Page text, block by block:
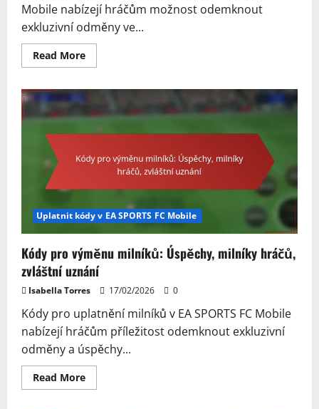
Mobile nabízejí hráčům možnost odemknout
exkluzivní odměny ve...
Read MoreRead
more
v
komunitě:
Kódy
fanoušky,
Propagace
médiích,
Uplatnit kódy v EA SPORTS FC Mobile
Kódy pro výměnu milníků: Úspěchy, milníky hráčů,
zvláštní uznání
Isabella Torres 17/02/2026 0
Kódy pro uplatnění milníků v EA SPORTS FC Mobile
nabízejí hráčům příležitost odemknout exkluzivní
odměny a úspěchy...
Read MoreRead
more